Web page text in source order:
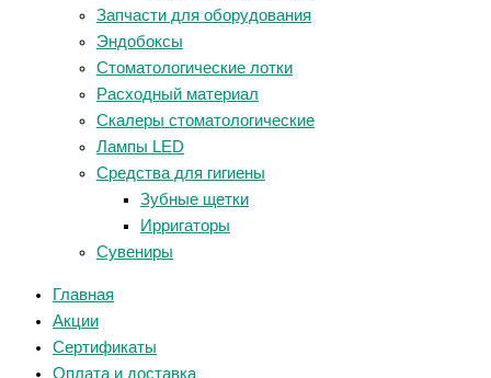
Запчасти для оборудования
Эндобоксы
Стоматологические лотки
Расходный материал
Скалеры стоматологические
Лампы LED
Средства для гигиены
Зубные щетки
Ирригаторы
Сувениры
Главная
Акции
Сертификаты
Оплата и доставка